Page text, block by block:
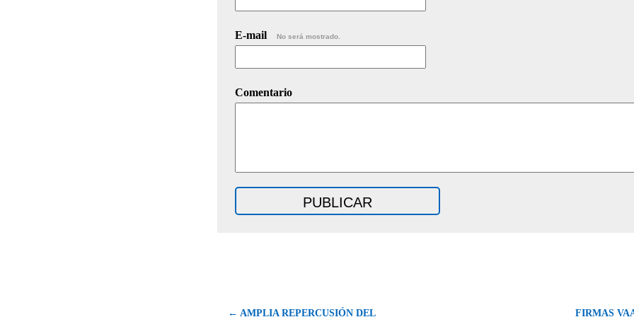
E-mail No será mostrado.
Comentario
← AMPLIA REPERCUSIÓN DEL FIRMAS